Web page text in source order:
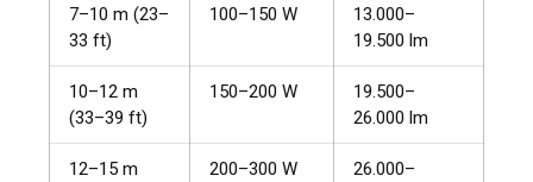
7–10 m (23–
33 ft)
100–150 W
13.000–
19.500 lm
10–12 m
(33–39 ft)
150–200 W
19.500–
26.000 lm
12–15 m
200–300 W
26.000–